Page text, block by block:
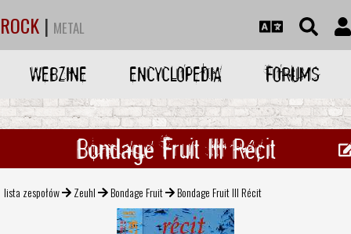
ROCK | METAL
WEBZINE ENCYCLOPEDIA FORUMS
Bondage Fruit III Récit
lista zespołów Zeuhl Bondage Fruit Bondage Fruit III Récit